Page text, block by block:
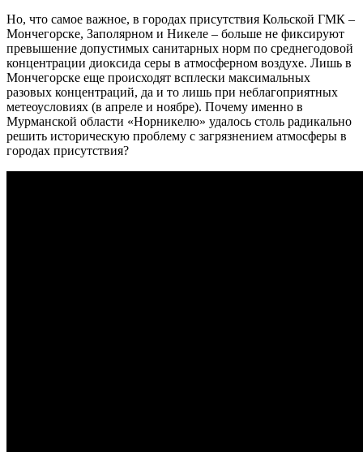
Но, что самое важное, в городах присутствия Кольской ГМК –
Мончегорске, Заполярном и Никеле – больше не фиксируют
превышение допустимых санитарных норм по среднегодовой
концентрации диоксида серы в атмосферном воздухе. Лишь в
Мончегорске еще происходят всплески максимальных
разовых концентраций, да и то лишь при неблагоприятных
метеоусловиях (в апреле и ноябре). Почему именно в
Мурманской области «Норникелю» удалось столь радикально
решить историческую проблему с загрязнением атмосферы в
городах присутствия?